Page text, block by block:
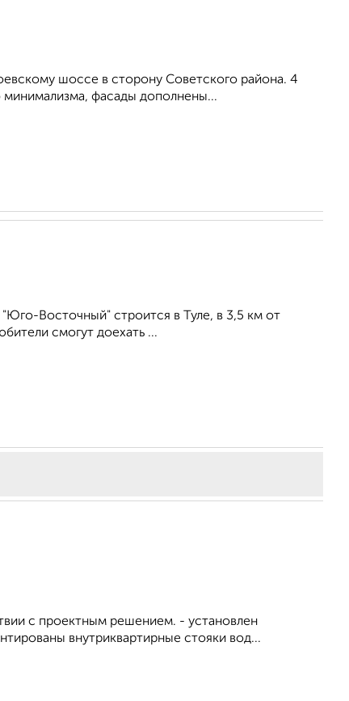
шоссе в сторону Советского района. 4
минимализма, фасады дополнены...
Восточный" строится в Туле, в 3,5 км от
смогут доехать ...
с проектным решением. - установлен
внутриквартирные стояки вод...